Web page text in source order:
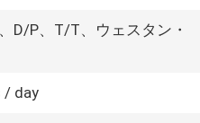
D/P、T/T、ウェスタン・
/ day